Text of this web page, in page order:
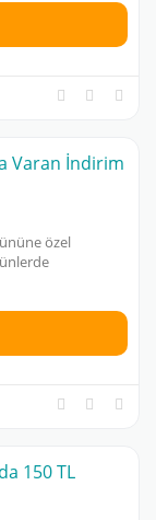
Varan İndirim
özel
150 TL